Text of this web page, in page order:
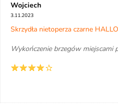
Wojciech
3.11.2023
Skrzydła nietoperza czarne
Wykończenie brzegów miejscami